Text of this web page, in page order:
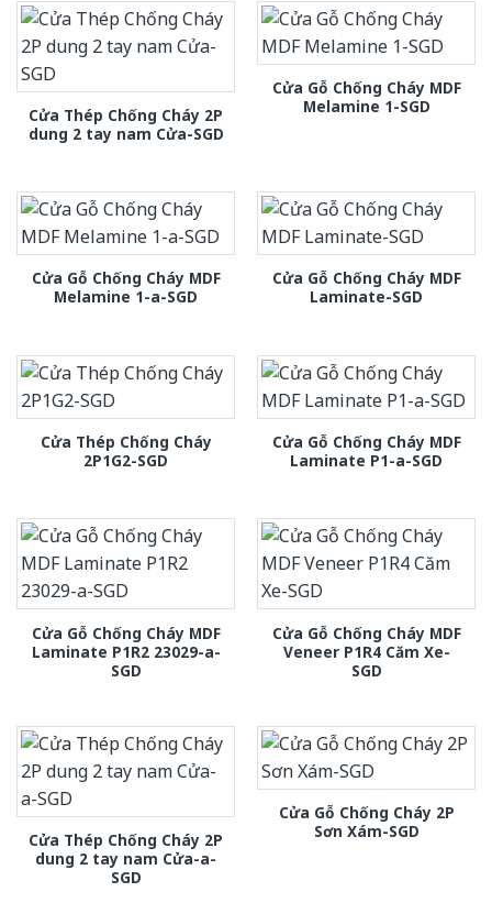
Cửa Thép Chống Cháy 2P
dung 2 tay nam Cửa-SGD
Cửa Gỗ Chống Cháy MDF
Melamine 1-SGD
Cửa Gỗ Chống Cháy MDF
Melamine 1-a-SGD
Cửa Gỗ Chống Cháy MDF
Laminate-SGD
Cửa Thép Chống Cháy
2P1G2-SGD
Cửa Gỗ Chống Cháy MDF
Laminate P1-a-SGD
Cửa Gỗ Chống Cháy MDF
Laminate P1R2 23029-a-
SGD
Cửa Gỗ Chống Cháy MDF
Veneer P1R4 Căm Xe-
SGD
Cửa Thép Chống Cháy 2P
dung 2 tay nam Cửa-a-
SGD
Cửa Gỗ Chống Cháy 2P
Sơn Xám-SGD